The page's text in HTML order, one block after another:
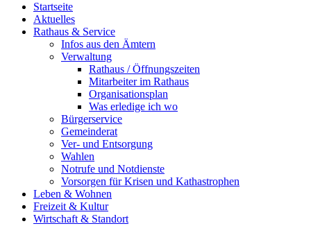
Startseite
Aktuelles
Rathaus & Service
Infos aus den Ämtern
Verwaltung
Rathaus / Öffnungszeiten
Mitarbeiter im Rathaus
Organisationsplan
Was erledige ich wo
Bürgerservice
Gemeinderat
Ver- und Entsorgung
Wahlen
Notrufe und Notdienste
Vorsorgen für Krisen und Kathastrophen
Leben & Wohnen
Freizeit & Kultur
Wirtschaft & Standort